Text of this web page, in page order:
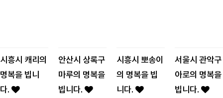
시흥시 캐리의
명복을 빕니
다.
안산시 상록구
마루의 명복을
빕니다.
시흥시 뽀송이
의 명복을 빕
니다.
서울시 관악구
아로의 명복을
빕니다.